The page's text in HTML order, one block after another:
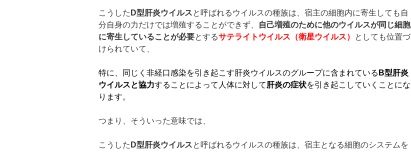
こうした D型肝炎ウイルスと呼ばれるウイルスの種族は、宿主の細胞内に寄生しても自
分自身の力だけでは増殖することができず、
自己増殖のために他のウイルスが同じ細胞
に寄生していることが必要とするサテライトウイルス（衛星ウイルス）
としても位置づ
けられていて、
特に、同じく非経口感染を引き起こす肝炎ウイルスのグループに含まれている B型肝炎
ウイルスと協力することによって人体に対して肝炎の症状を引き起こしていくことにな
ります。
つまり、そういった意味では、
こうした D型肝炎ウイルスと呼ばれるウイルスの種族は、宿主となる細胞のシステムを